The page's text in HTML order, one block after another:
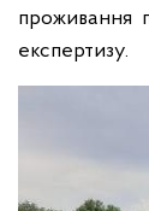
проживання
експертизу.